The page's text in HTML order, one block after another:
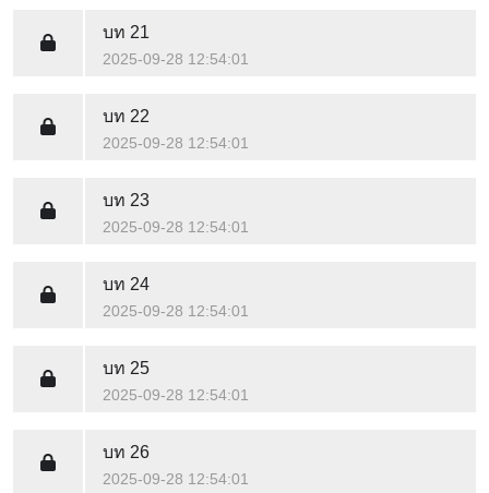
บท 21
2025-09-28 12:54:01
บท 22
2025-09-28 12:54:01
บท 23
2025-09-28 12:54:01
บท 24
2025-09-28 12:54:01
บท 25
2025-09-28 12:54:01
บท 26
2025-09-28 12:54:01